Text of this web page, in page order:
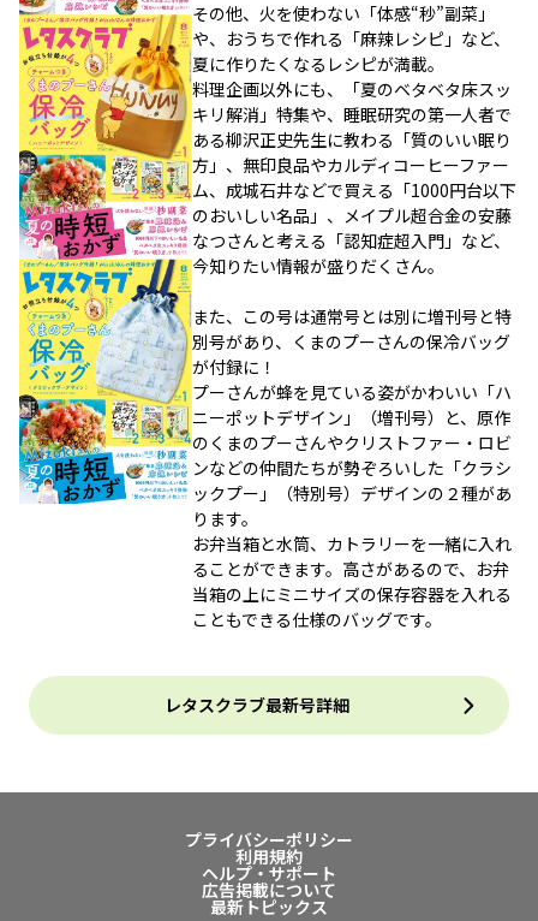
その他、火を使わない「体感“秒”副菜」
や、おうちで作れる「麻辣レシピ」など、
夏に作りたくなるレシピが満載。
料理企画以外にも、「夏のベタベタ床スッ
キリ解消」特集や、睡眠研究の第一人者で
ある柳沢正史先生に教わる「質のいい眠り
方」、無印良品やカルディコーヒーファー
ム、成城石井などで買える「1000円台以下
のおいしい名品」、メイプル超合金の安藤
なつさんと考える「認知症超入門」など、
今知りたい情報が盛りだくさん。
また、この号は通常号とは別に増刊号と特
別号があり、くまのプーさんの保冷バッグ
が付録に！
プーさんが蜂を見ている姿がかわいい「ハ
ニーポットデザイン」（増刊号）と、原作
のくまのプーさんやクリストファー・ロビ
ンなどの仲間たちが勢ぞろいした「クラシ
ックプー」（特別号）デザインの２種があ
ります。
お弁当箱と水筒、カトラリーを一緒に入れ
ることができます。高さがあるので、お弁
当箱の上にミニサイズの保存容器を入れる
こともできる仕様のバッグです。
レタスクラブ最新号詳細
プライバシーポリシー
利用規約
ヘルプ・サポート
広告掲載について
最新トピックス